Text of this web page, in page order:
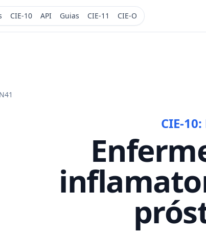
CIE-10 API Guias CIE-11 CIE-O
N41
CIE-10: